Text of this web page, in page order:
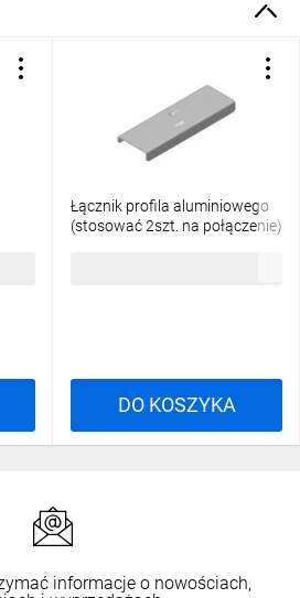
Łącznik profila aluminiowego
(stosować 2szt. na połączenie)
DO KOSZYKA
informacje o nowościach,